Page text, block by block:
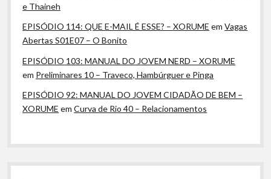
e Thaineh
EPISÓDIO 114: QUE E-MAIL É ESSE? – XORUME emVagas
Abertas S01E07 – O Bonito
EPISÓDIO 103: MANUAL DO JOVEM NERD – XORUME
em Preliminares 10 – Traveco, Hambúrguer e Pinga
EPISÓDIO 92: MANUAL DO JOVEM CIDADÃO DE BEM –
XORUME emCurva de Rio 40 – Relacionamentos